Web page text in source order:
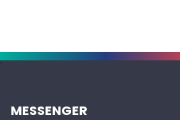
.
MESSENGER